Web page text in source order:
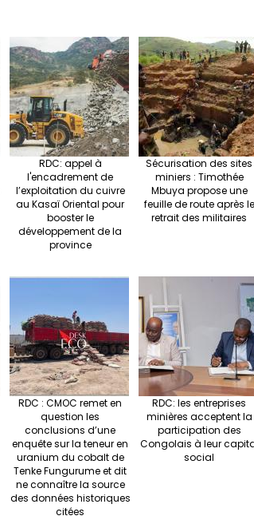
RDC: appel à
l'encadrement de
l’exploitation du cuivre
au Kasaï Oriental pour
booster le
développement de la
province
Sécurisation des sites
miniers : Timothée
Mbuya propose une
feuille de route après le
retrait des militaires
RDC : CMOC remet en
question les
conclusions d’une
enquête sur la teneur en
uranium du cobalt de
Tenke Fungurume et dit
ne connaître la source
des données historiques
citées
RDC: les entreprises
minières acceptent la
participation des
Congolais à leur
social